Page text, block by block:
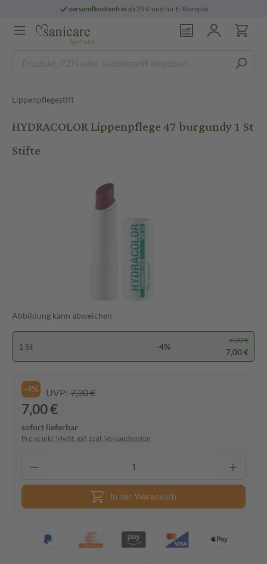
versandkostenfreiab 29 € und für E-Rezepte
Lippenpflegestift
HYDRACOLOR Lippenpflege 47 burgundy 1 St
Stifte
Abbildung kann abweichen
1 St -4%
7,30 €
7,00 €
-4% UVP: 7,30 €
7,00 €
sofort lieferbar
Preise inkl. MwSt. ggf. zzgl. Versandkosten
In den Warenkorb